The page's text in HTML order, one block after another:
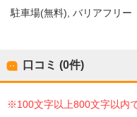
駐車場(無料) バリアフリー
口コミ (0件)
※100文字以上800文字以内